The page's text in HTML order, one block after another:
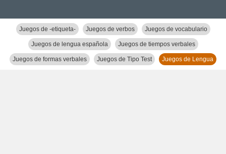
Juegos de -etiqueta- Juegos de verbos Juegos de vocabulario
Juegos de lengua española Juegos de tiempos verbales
Juegos de formas verbales Juegos de Tipo Test Juegos de Lengua